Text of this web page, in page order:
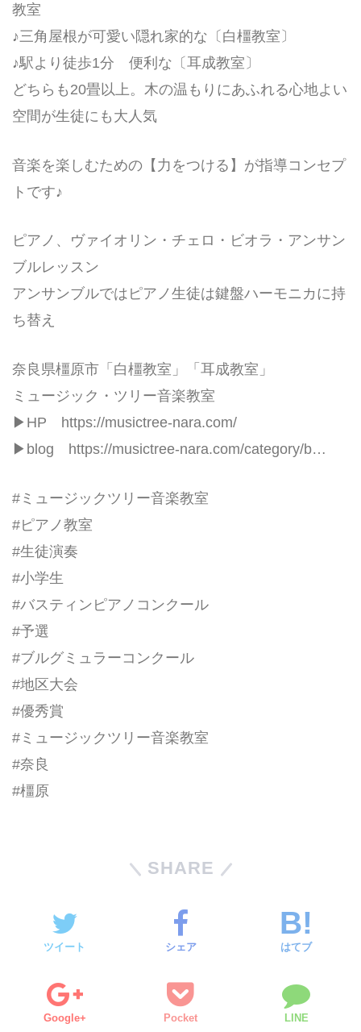
教室
♪三角屋根が可愛い隠れ家的な〔白橿教室〕
♪駅より徒歩1分 便利な〔耳成教室〕
どちらも20畳以上。木の温もりにあふれる心地よい
空間が生徒にも大人気
音楽を楽しむための【力をつける】が指導コンセプ
トです♪
ピアノ、ヴァイオリン・チェロ・ビオラ・アンサン
ブルレッスン
アンサンブルではピアノ生徒は鍵盤ハーモニカに持
ち替え
奈良県橿原市「白橿教室」「耳成教室」
ミュージック・ツリー音楽教室
▶HP https://musictree-nara.com/
▶blog https://musictree-nara.com/category/b…
#ミュージックツリー音楽教室
#ピアノ教室
#生徒演奏
#小学生
#バスティンピアノコンクール
#予選
#ブルグミュラーコンクール
#地区大会
#優秀賞
#ミュージックツリー音楽教室
#奈良
#橿原
SHARE
ツイート シェア はてブ
Google+ Pocket LINE